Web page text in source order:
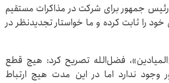
رئیس جمهور برای شرکت در مذاکرات مستقیم
را ثابت کرده و ما خواستار تجدیدنظر در
فضل‌الله تصریح کرد: هیچ قطع
وجود ندارد اما در این مدت هیچ ارتباط